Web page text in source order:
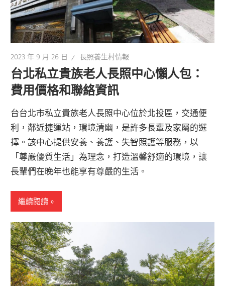
2023 年 9 月 26 日 長照養生村情報
台北私立貴族老人長照中心懶人包：
費用價格和聯絡資訊
台台北市私立貴族老人長照中心位於北投區，交通便
利，鄰近捷運站，環境清幽，是許多長輩及家屬的選
擇。該中心提供安養、養護、失智照護等服務，以
「尊嚴優質生活」為理念，打造溫馨舒適的環境，讓
長輩們在晚年也能享有尊嚴的生活。
繼續閱讀